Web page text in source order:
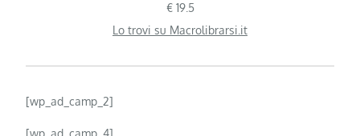
€ 19.5
Lo trovi su Macrolibrarsi.it
[wp_ad_camp_2]
[wp_ad_camp_4]